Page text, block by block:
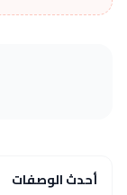
أحدث الوصفات